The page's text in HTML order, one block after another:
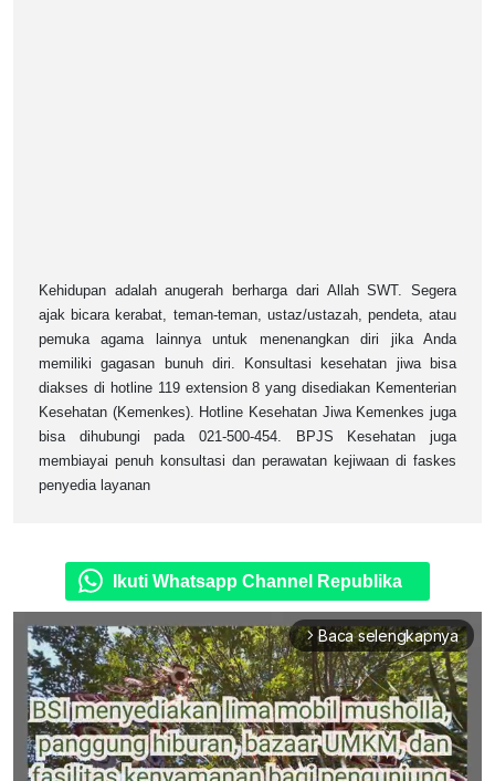
Kehidupan adalah anugerah berharga dari Allah SWT. Segera
ajak bicara kerabat, teman-teman, ustaz/ustazah, pendeta, atau
pemuka agama lainnya untuk menenangkan diri jika Anda
memiliki gagasan bunuh diri. Konsultasi kesehatan jiwa bisa
diakses di hotline 119 extension 8 yang disediakan Kementerian
Kesehatan (Kemenkes). Hotline Kesehatan Jiwa Kemenkes juga
bisa dihubungi pada 021-500-454. BPJS Kesehatan juga
membiayai penuh konsultasi dan perawatan kejiwaan di faskes
penyedia layanan
Ikuti Whatsapp Channel Republika
arrow_forward_ios Baca selengkapnya